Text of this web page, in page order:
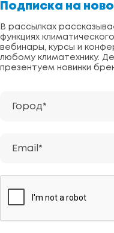
Подписка на
В рассылках
функциях
вебинары, курсы и
любому климатехнику.
презентуем новинки
Город*
Email*